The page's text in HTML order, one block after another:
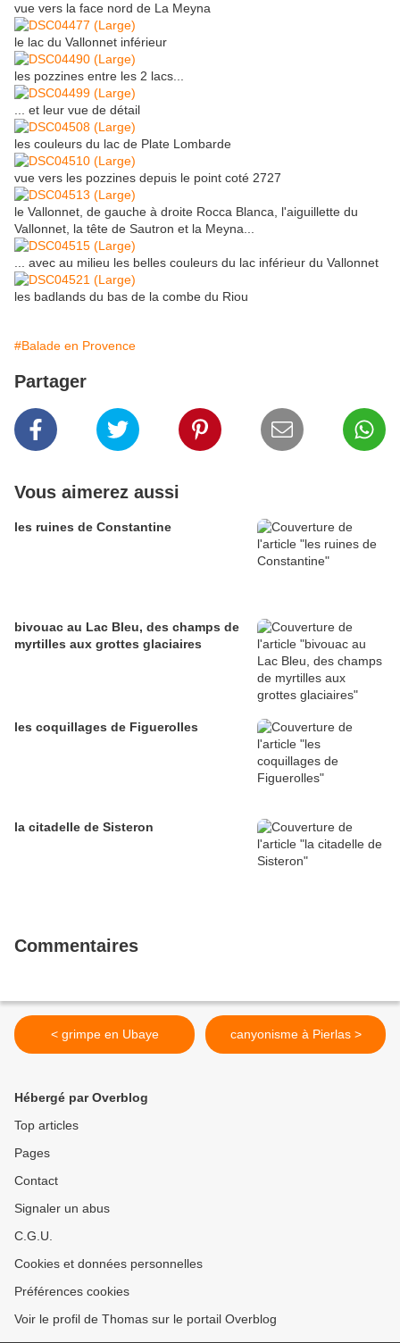
vue vers la face nord de La Meyna
le lac du Vallonnet inférieur
les pozzines entre les 2 lacs...
... et leur vue de détail
les couleurs du lac de Plate Lombarde
vue vers les pozzines depuis le point coté 2727
le Vallonnet, de gauche à droite Rocca Blanca, l'aiguillette du
Vallonnet, la tête de Sautron et la Meyna...
... avec au milieu les belles couleurs du lac inférieur du Vallonnet
les badlands du bas de la combe du Riou
#Balade en Provence
Partager
Vous aimerez aussi
les ruines de Constantine
bivouac au Lac Bleu, des champs de
myrtilles aux grottes glaciaires
les coquillages de Figuerolles
la citadelle de Sisteron
Commentaires
< grimpe en Ubaye canyonisme à Pierlas >
Hébergé par Overblog
Top articles
Pages
Contact
Signaler un abus
C.G.U.
Cookies et données personnelles
Préférences cookies
Voir le profil de Thomas sur le portail Overblog